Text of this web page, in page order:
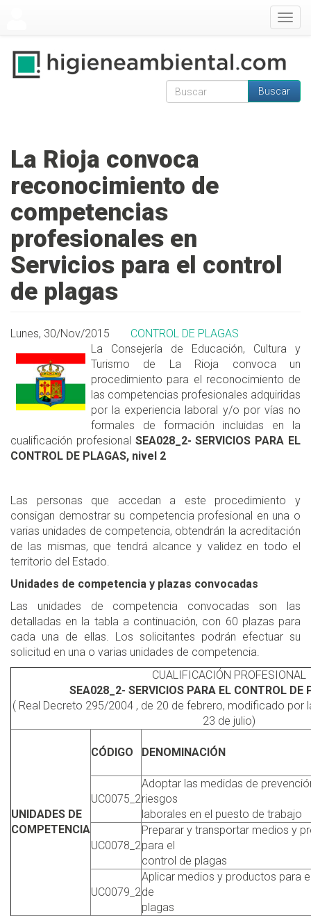
Formulario de
Buscar
La Rioja convoca
reconocimiento de
competencias
profesionales en
Servicios para el control
de plagas
Lunes, 30/Nov/2015
CONTROL DE PLAGAS
La Consejería de Educación, Cultura y
Turismo de La Rioja convoca un
procedimiento para el reconocimiento de
las competencias profesionales adquiridas
por la experiencia laboral y/o por vías no
formales de formación incluidas en la
cualificación profesional SEA028_2- SERVICIOS PARA EL
CONTROL DE PLAGAS, nivel 2
Las personas que accedan a este procedimiento y
consigan demostrar su competencia profesional en una o
varias unidades de competencia, obtendrán la acreditación
de las mismas, que tendrá alcance y validez en todo el
territorio del Estado.
Unidades de competencia y plazas convocadas
Las unidades de competencia convocadas son las
detalladas en la tabla a continuación, con 60 plazas para
cada una de ellas. Los solicitantes podrán efectuar su
solicitud en una o varias unidades de competencia.
CUALIFICACIÓN PROFESIONAL
SEA028_2- SERVICIOS PARA EL CONTROL DE
( Real Decreto 295/2004 , de 20 de febrero, modificado por
23 de julio)
UNIDADES DE
COMPETENCIA
CÓDIGO DENOMINACIÓN
UC0075_2
Adoptar las medidas de
riesgos
laborales en el puesto de trabajo
UC0078_2
Preparar y transportar medios y
para el
control de plagas
UC0079_2
Aplicar medios y productos para
de
plagas